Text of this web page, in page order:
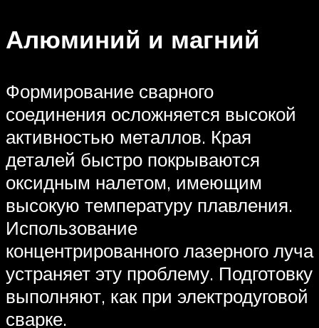
Алюминий и магний
Формирование сварного
соединения осложняется высокой
активностью металлов. Края
деталей быстро покрываются
оксидным налетом, имеющим
высокую температуру плавления.
Использование
концентрированного лазерного луча
устраняет эту проблему. Подготовку
выполняют, как при электродуговой
сварке.